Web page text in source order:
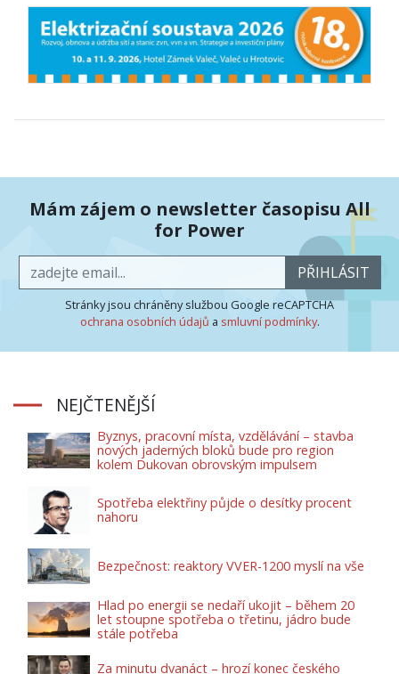
Mám zájem o newsletter časopisu All
for Power
PŘIHLÁSIT
Stránky jsou chráněny službou Google reCAPTCHA
ochrana osobních údajů a smluvní podmínky.
NEJČTENĚJŠÍ
Byznys, pracovní místa, vzdělávání – stavba
nových jaderných bloků bude pro region
kolem Dukovan obrovským impulsem
Spotřeba elektřiny půjde o desítky procent
nahoru
Bezpečnost: reaktory VVER-1200 myslí na vše
Hlad po energii se nedaří ukojit – během 20
let stoupne spotřeba o třetinu, jádro bude
stále potřeba
Za minutu dvanáct – hrozí konec českého